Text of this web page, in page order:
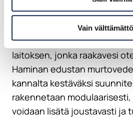
Vain
tarvetta Haminan Vesi
yhteydessä Suomessa
korkeatasoista
laitoksen, jonka raakavesi
Haminan edustan
kannalta kestäväksi
rakennetaan
voidaan lisätä joustavasti ja